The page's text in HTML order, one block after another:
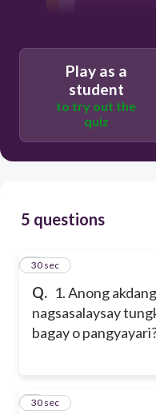
Play as a
student
to try out the
quiz
5 questions
Q. 1. Anong
nagsasalaysay
bagay o
1
30 sec
2
30 sec